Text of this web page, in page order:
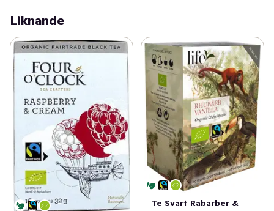
Liknande
Te Svart Rabarber &